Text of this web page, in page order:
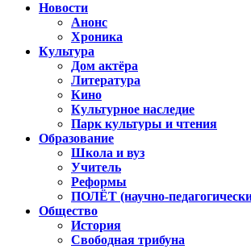
Новости
Анонс
Хроника
Культура
Дом актёра
Литература
Кино
Культурное наследие
Парк культуры и чтения
Образование
Школа и вуз
Учитель
Реформы
ПОЛЁТ (научно-
Общество
История
Свободная трибуна